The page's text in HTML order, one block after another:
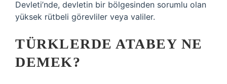
Devleti’nde, devletin bir bölgesinden sorumlu olan
yüksek rütbeli görevliler veya valiler.
TÜRKLERDE ATABEY NE
DEMEK?